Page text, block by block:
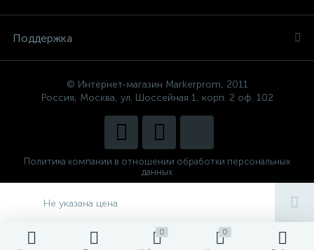
0 0
Не указана цена
Поддержка
© Интернет-магазин Markerprom, 2011
Россия, Москва, ул. Шоссейная 1, корп. 2 оф. 102
Политика компании в отношении обработки персональных
данных